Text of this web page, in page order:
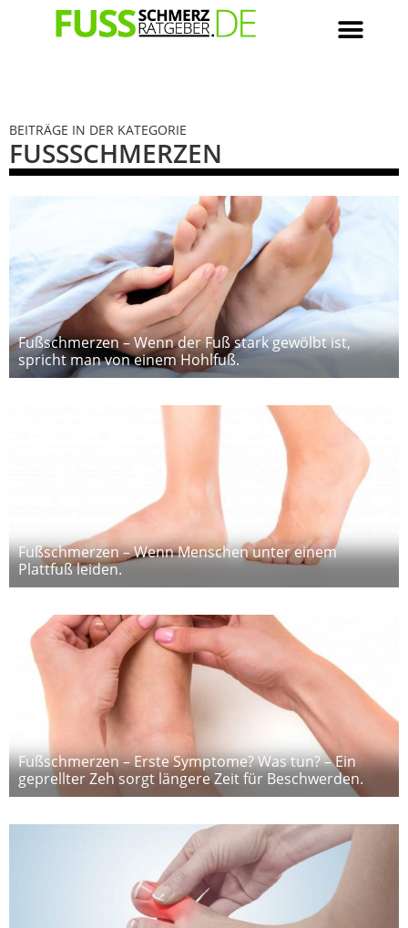
BEITRÄGE IN DER KATEGORIE
FUSSSCHMERZEN
Fußschmerzen – Wenn der Fuß stark gewölbt ist,
spricht man von einem Hohlfuß.
Fußschmerzen – Wenn Menschen unter einem
Plattfuß leiden.
Fußschmerzen – Erste Symptome? Was tun? – Ein
geprellter Zeh sorgt längere Zeit für Beschwerden.